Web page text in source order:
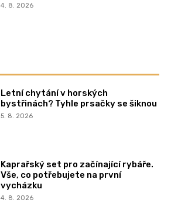
4. 8. 2026
Letní chytání v horských
bystřinách? Tyhle prsačky se šiknou
5. 8. 2026
Kaprařský set pro začínající rybáře.
Vše, co potřebujete na první
vycházku
4. 8. 2026